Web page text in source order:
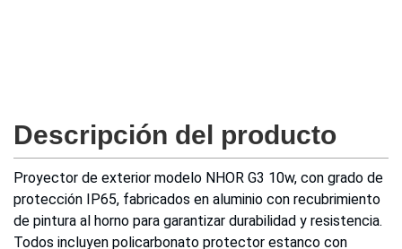
Descripción del producto
Proyector de exterior modelo NHOR G3 10w, con grado de
protección IP65, fabricados en aluminio con recubrimiento
de pintura al horno para garantizar durabilidad y resistencia.
Todos incluyen policarbonato protector estanco con